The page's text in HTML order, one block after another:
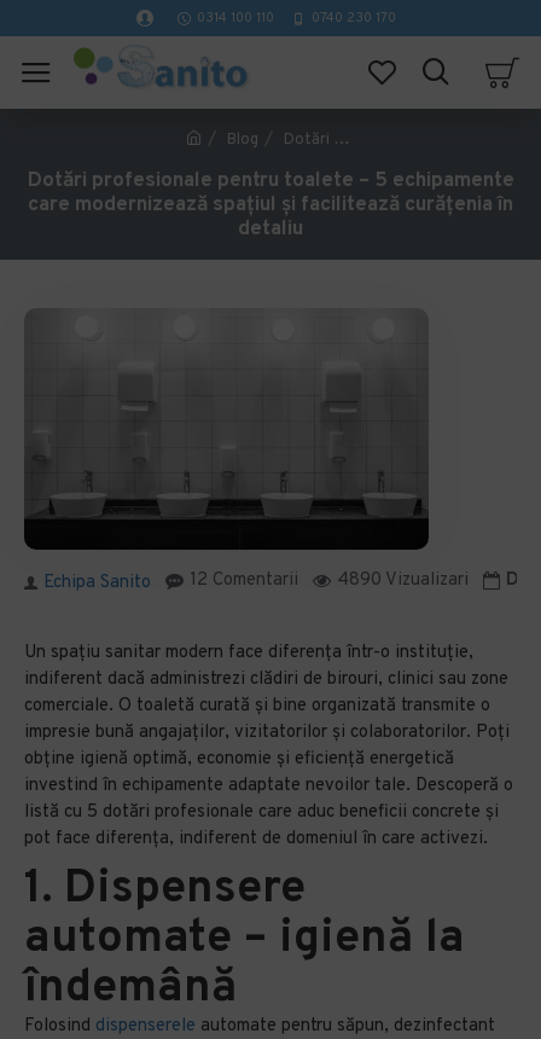
0314 100 110 0740 230 170
Blog Dotări profesionale pentru toalete – 5 echipamente care modernizează spațiul și facilitează curățenia în detaliu
Dotări profesionale pentru toalete – 5 echipamente
care modernizează spațiul și facilitează curățenia în
detaliu
Echipa Sanito 12 Comentarii 4890 Vizualizari
Un spațiu sanitar modern face diferența într-o instituție,
indiferent dacă administrezi clădiri de birouri, clinici sau zone
comerciale. O toaletă curată și bine organizată transmite o
impresie bună angajaților, vizitatorilor și colaboratorilor. Poți
obține igienă optimă, economie și eficiență energetică
investind în echipamente adaptate nevoilor tale. Descoperă o
listă cu 5 dotări profesionale care aduc beneficii concrete și
pot face diferența, indiferent de domeniul în care activezi.
1. Dispensere
automate – igienă la
îndemână
Folosind dispenserele automate pentru săpun, dezinfectant